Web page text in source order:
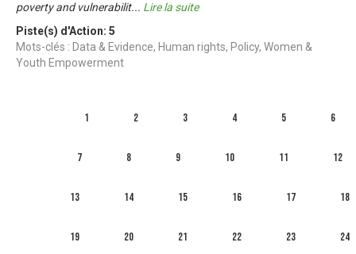
poverty and vulnerabilit... Lire la suite
Piste(s) d'Action: 5
Mots-clés : Data & Evidence, Human rights, Policy, Women &
Youth Empowerment
1 2 3 4 5 6
7 8 9 10 11 12
13 14 15 16 17 18
19 20 21 22 23 24